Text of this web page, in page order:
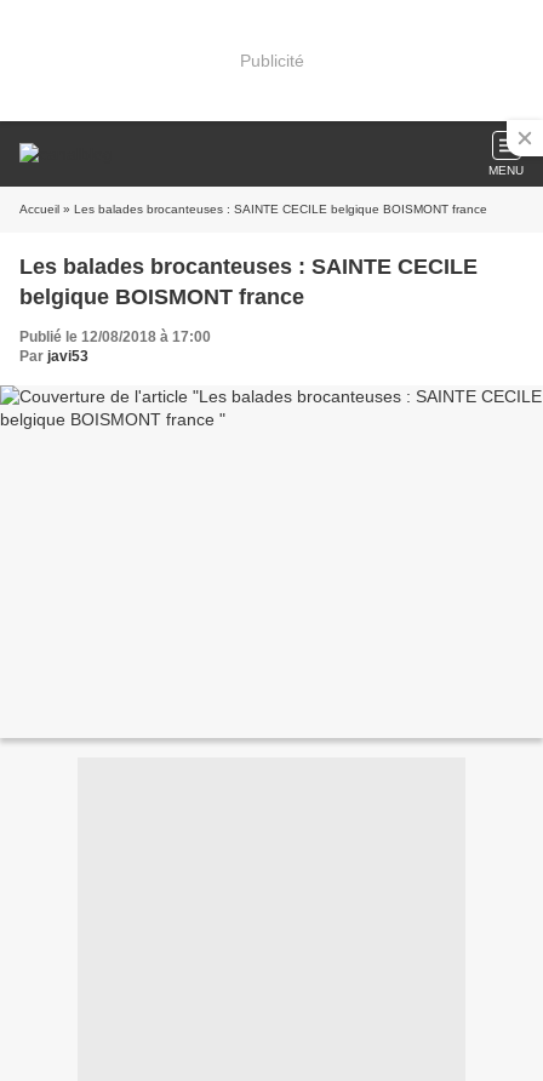
Publicité
MENU
Accueil » Les balades brocanteuses : SAINTE CECILE belgique BOISMONT france
Les balades brocanteuses : SAINTE CECILE
belgique BOISMONT france
Publié le 12/08/2018 à 17:00
Par javi53